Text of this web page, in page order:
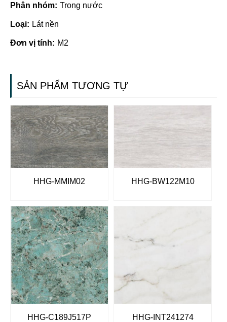
Phân nhóm: Trong nước
Loại: Lát nền
Đơn vị tính: M2
SẢN PHẨM TƯƠNG TỰ
HHG-MMIM02 HHG-BW122M10
HHG-C189J517P HHG-INT241274